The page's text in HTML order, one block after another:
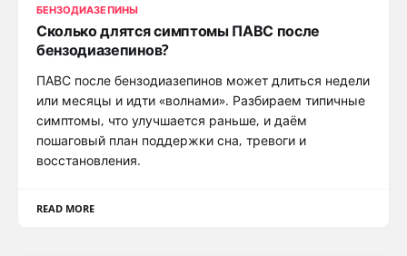
БЕНЗОДИАЗЕПИНЫ
Сколько длятся симптомы ПАВС после
бензодиазепинов?
ПАВС после бензодиазепинов может длиться недели
или месяцы и идти «волнами». Разбираем типичные
симптомы, что улучшается раньше, и даём
пошаговый план поддержки сна, тревоги и
восстановления.
READ MORE